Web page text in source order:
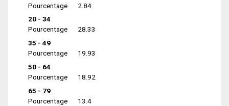
Pourcentage
2.84
20 - 34
Pourcentage
28.33
35 - 49
Pourcentage
19.93
50 - 64
Pourcentage
18.92
65 - 79
Pourcentage
13.4